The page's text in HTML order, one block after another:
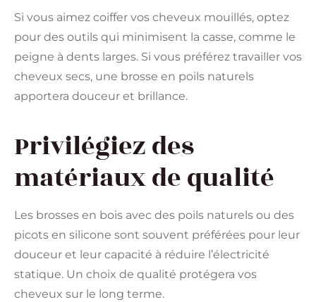
Si vous aimez coiffer vos cheveux mouillés, optez
pour des outils qui minimisent la casse, comme le
peigne à dents larges. Si vous préférez travailler vos
cheveux secs, une brosse en poils naturels
apportera douceur et brillance.
Privilégiez des
matériaux de qualité
Les brosses en bois avec des poils naturels ou des
picots en silicone sont souvent préférées pour leur
douceur et leur capacité à réduire l’électricité
statique. Un choix de qualité protégera vos
cheveux sur le long terme.